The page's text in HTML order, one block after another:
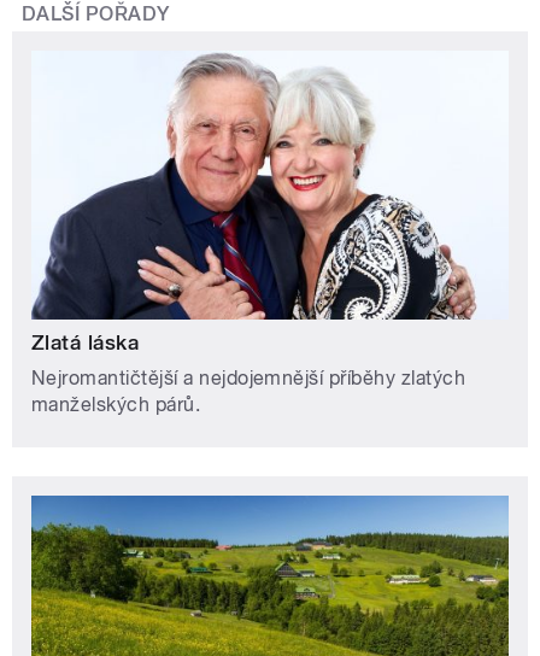
DALŠÍ POŘADY
Zlatá láska
Nejromantičtější a nejdojemnější příběhy zlatých
manželských párů.